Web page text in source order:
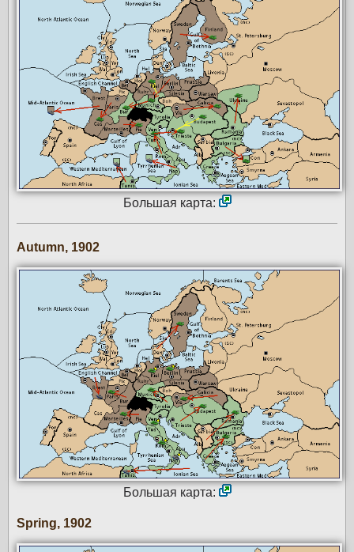
Большая карта:
Autumn, 1902
Большая карта:
Spring, 1902